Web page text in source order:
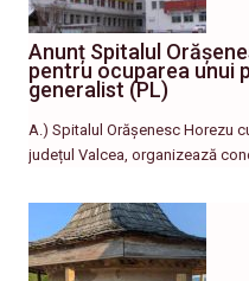
Anunț Spitalul
pentru ocuparea unui
generalist (PL)
A.) Spitalul Orășenesc Horezu
județul Valcea, organizează